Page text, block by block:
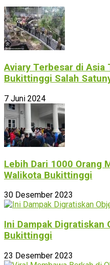
Aviary Terbesar di Asia
Bukittinggi Salah
7 Juni 2024
Lebih Dari 1000 Orang
Walikota Bukittinggi
30 Desember 2023
Ini Dampak Digratiskan
Bukittinggi
23 Desember 2023